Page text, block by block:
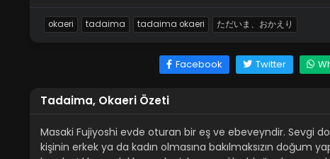
okaeri tadaima tadaima okaeri ただいま、おかえり
Facebook Twitter
Tadaima, Okaeri Özeti
Masaki Fujiyoshi evde oturan bir eş ve ebeveyndir. Sevgi
kişinin erkek ya da kadın olmasına bakılmaksızın